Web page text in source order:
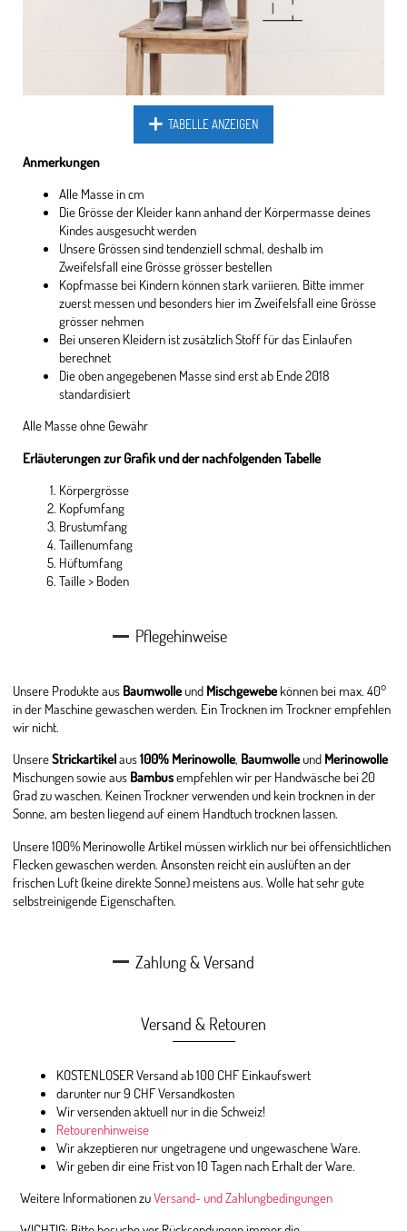
TABELLE ANZEIGEN
Anmerkungen
Alle Masse in cm
Die Grösse der Kleider kann anhand der Körpermasse deines
Kindes ausgesucht werden
Unsere Grössen sind tendenziell schmal, deshalb im
Zweifelsfall eine Grösse grösser bestellen
Kopfmasse bei Kindern können stark variieren. Bitte immer
zuerst messen und besonders hier im Zweifelsfall eine Grösse
grösser nehmen
Bei unseren Kleidern ist zusätzlich Stoff für das Einlaufen
berechnet
Die oben angegebenen Masse sind erst ab Ende 2018
standardisiert
Alle Masse ohne Gewähr
Erläuterungen zur Grafik und der nachfolgenden Tabelle
Körpergrösse
Kopfumfang
Brustumfang
Taillenumfang
Hüftumfang
Taille > Boden
Pflegehinweise
Unsere Produkte aus Baumwolleund Mischgewebe können bei max. 40°
in der Maschine gewaschen werden. Ein Trocknen im Trockner empfehlen
wir nicht.
UnsereStrickartikelaus100% Merinowolle, Baumwolleund Merinowolle
Mischungen sowie aus Bambusempfehlen wir per Handwäsche bei 20
Grad zu waschen. Keinen Trockner verwenden und kein trocknen in der
Sonne, am besten liegend auf einem Handtuch trocknen lassen.
Unsere 100% Merinowolle Artikel müssen wirklich nur bei offensichtlichen
Flecken gewaschen werden. Ansonsten reicht ein auslüften an der
frischen Luft (keine direkte Sonne) meistens aus. Wolle hat sehr gute
selbstreinigende Eigenschaften.
Zahlung & Versand
Versand & Retouren
KOSTENLOSER Versand ab 100 CHF Einkaufswert
darunter nur 9 CHF Versandkosten
Wir versenden aktuell nur in die Schweiz!
Retourenhinweise
Wir akzeptieren nur ungetragene und ungewaschene Ware.
Wir geben dir eine Frist von 10 Tagen nach Erhalt der Ware.
Weitere Informationen zuVersand- und Zahlungbedingungen